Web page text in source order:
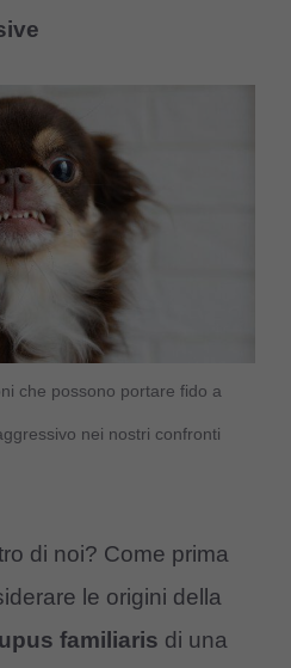
che possono portare fido a
nei nostri confronti
di noi? Come prima
le origini della
familiaris di una